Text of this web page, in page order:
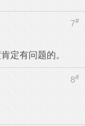
7#
定有问题的。
8#